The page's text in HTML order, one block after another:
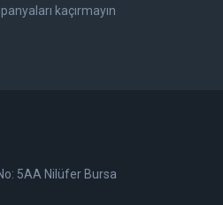
kaçırmayın
5AA Nilüfer Bursa